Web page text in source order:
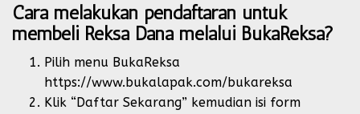
Cara melakukan pendaftaran untuk
membeli Reksa Dana melalui BukaReksa?
Pilih menu BukaReksa
https://www.bukalapak.com/bukareksa
Klik “Daftar Sekarang” kemudian isi form